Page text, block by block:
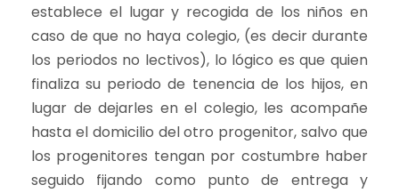
establece el lugar y recogida de los niños en
caso de que no haya colegio, (es decir durante
los periodos no lectivos), lo lógico es que quien
finaliza su periodo de tenencia de los hijos, en
lugar de dejarles en el colegio, les acompañe
hasta el domicilio del otro progenitor, salvo que
los progenitores tengan por costumbre haber
seguido fijando como punto de entrega y